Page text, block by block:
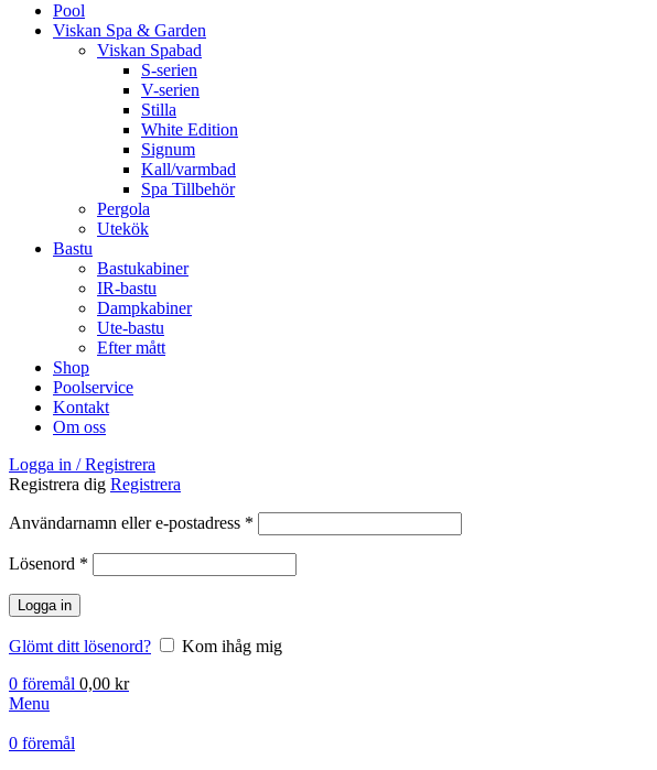
Pool
Viskan Spa & Garden
Viskan Spabad
S-serien
V-serien
Stilla
White Edition
Signum
Kall/varmbad
Spa Tillbehör
Pergola
Utekök
Bastu
Bastukabiner
IR-bastu
Dampkabiner
Ute-bastu
Efter mått
Shop
Poolservice
Kontakt
Om oss
Logga in / Registrera
Registrera dig Registrera
Användarnamn eller e-postadress *
Lösenord *
Logga in
Glömt ditt lösenord?
Kom ihåg mig
0 föremål 0,00 kr
Menu
0 föremål